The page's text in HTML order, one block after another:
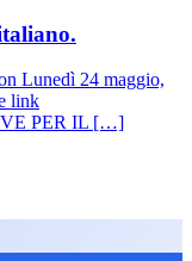
Lunedì 24 maggio,
link
PER IL […]